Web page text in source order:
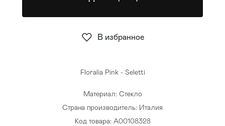
Стулья >
Floralia Pink - Seletti
Материал: Стекло
Страна производитель: Италия
Код товара: A00108328
В избранное